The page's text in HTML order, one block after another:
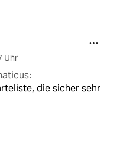
Uhr
die sicher sehr